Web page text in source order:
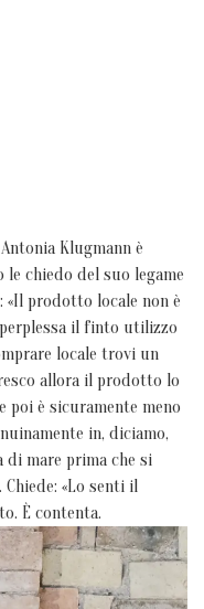
Klugmann è
le chiedo del suo legame
prodotto locale non è
il finto utilizzo
locale trovi un
allora il prodotto lo
poi è sicuramente meno
in, diciamo,
di mare prima che si
«Lo senti il
È contenta.